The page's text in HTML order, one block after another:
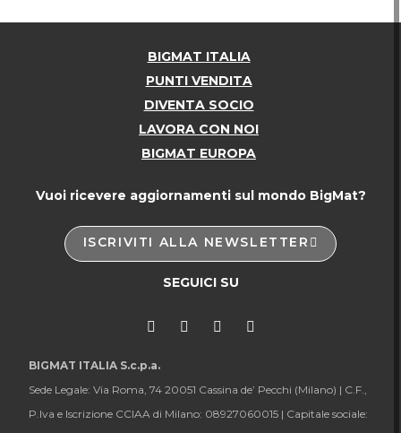
BIGMAT ITALIA
PUNTI VENDITA
DIVENTA SOCIO
LAVORA CON NOI
BIGMAT EUROPA
Vuoi ricevere aggiornamenti sul mondo BigMat?
ISCRIVITI ALLA NEWSLETTER
SEGUICI SU
BIGMAT ITALIA S.c.p.a.
Sede Legale: Via Roma, 74 20051 Cassina de’ Pecchi (Milano) | C.F.,
P.Iva e Iscrizione CCIAA di Milano: 08927060015 | Capitale sociale: